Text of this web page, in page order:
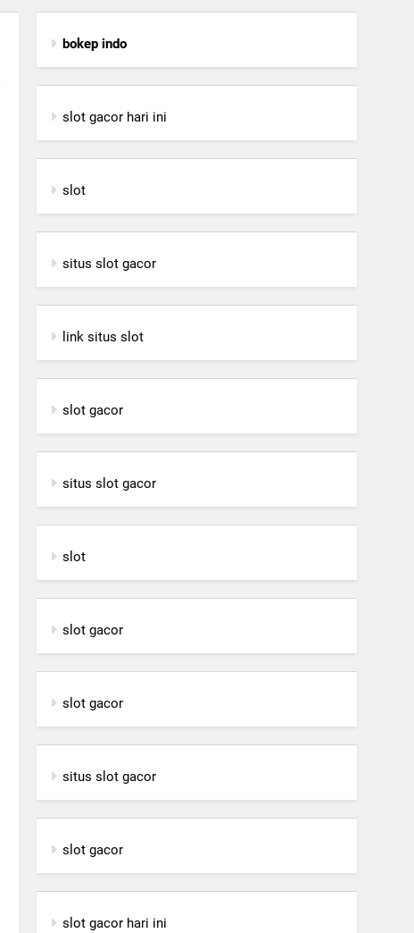
bokep indo
slot gacor hari ini
slot
situs slot gacor
link situs slot
slot gacor
situs slot gacor
slot
slot gacor
slot gacor
situs slot gacor
slot gacor
slot gacor hari ini